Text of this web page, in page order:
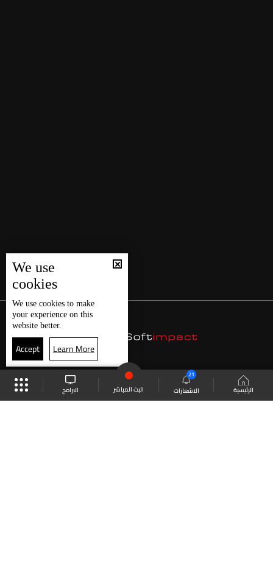
الرئيسية الاشعارات
21
البث المباشر البرامج
We use
cookies
We use cookies to make
your experience on this
website better.
Accept Learn More
موقع البرامج الجدول البث المباشر